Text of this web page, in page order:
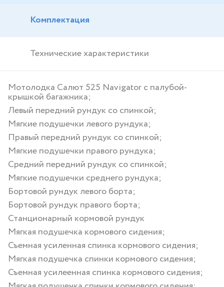
Комплектация
Технические характеристики
Мотолодка Салют 525 Navigator с палубой-
крышкой багажника;
Левый передний рундук со спинкой;
Мягкие подушечки левого рундука;
Правый передний рундук со спинкой;
Мягкие подушечки правого рундука;
Средний передний рундук со спинкой;
Мягкие подушечки среднего рундука;
Бортовой рундук левого борта;
Бортовой рундук правого борта;
Станционарный кормовой рундук
Мягкая подушечка кормового сидения;
Съемная усиленная спинка кормового сидения;
Мягкая подушечка спинки кормового сидения;
Съемная усилеенная спинка кормового сидения;